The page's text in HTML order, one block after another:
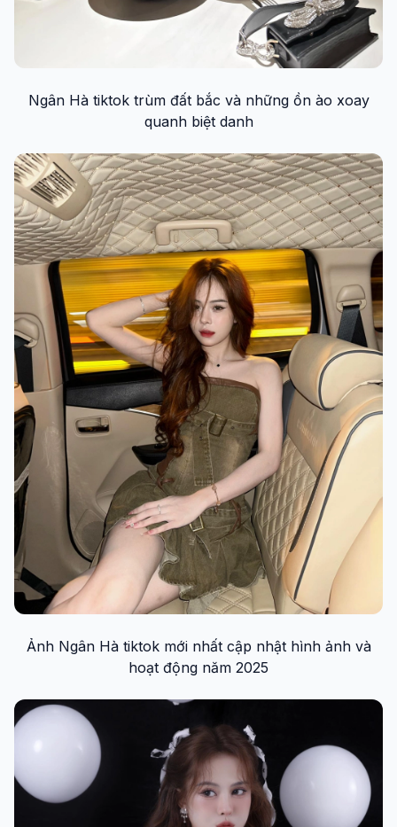
Ngân Hà tiktok trùm đất bắc và những ồn ào xoay
quanh biệt danh
Ảnh Ngân Hà tiktok mới nhất cập nhật hình ảnh và
hoạt động năm 2025